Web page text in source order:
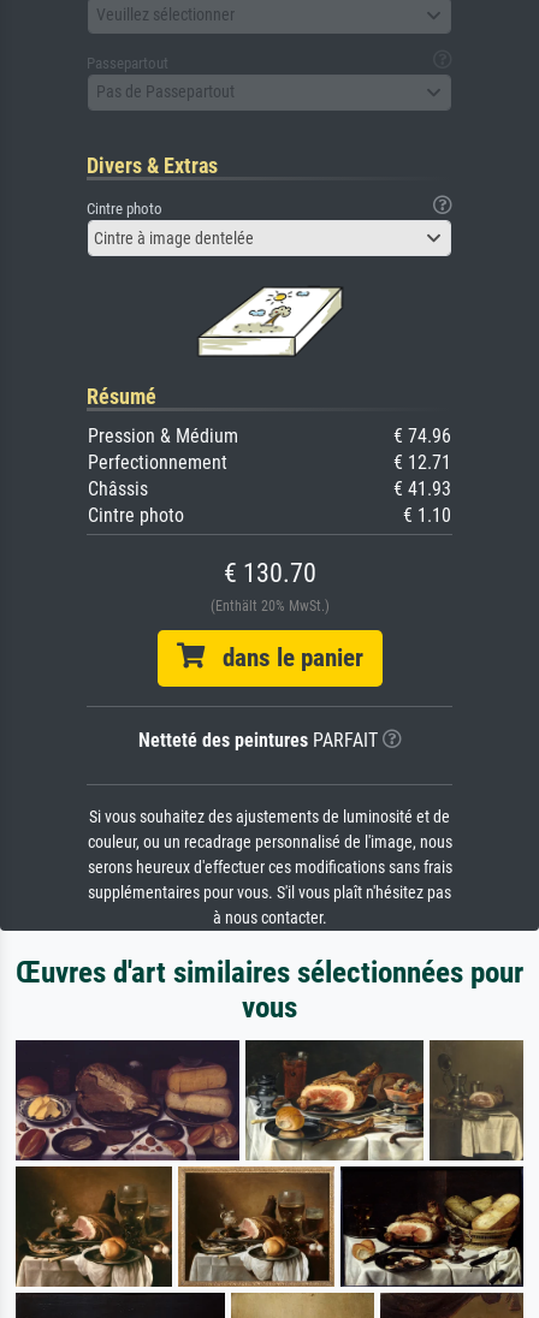
Veuillez sélectionner
Passepartout
Pas de Passepartout
Divers & Extras
Cintre photo
Cintre à image dentelée
Résumé
Pression & Médium
€ 74.96
Perfectionnement
€ 12.71
Châssis
€ 41.93
Cintre photo
€ 1.10
€ 130.70
(Enthält 20% MwSt.)
dans le panier
Netteté des peinturesPARFAIT
Si vous souhaitez des ajustements de luminosité et de
couleur, ou un recadrage personnalisé de l'image, nous
serons heureux d'effectuer ces modifications sans frais
supplémentaires pour vous. S'il vous plaît n'hésitez pas
à nous contacter.
Œuvres d'art similaires sélectionnées pour
vous